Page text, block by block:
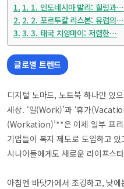
1. 1. 인도네시아 발리: 힐링과…
2. 2. 포르투갈 리스본: 유럽의…
3. 3. 태국 치앙마이: 저렴한…
글로벌 트렌드
디지털 노마드, 노트북 하나만 있
세상. ‘일(Work)’과 ‘휴가
(Workation)’**은 이제 일부 프리
기업들이 복지 제도로 도입하고
시니어들에게도 새로운 라이프스
아침엔 바닷가에서 조깅하고, 낮